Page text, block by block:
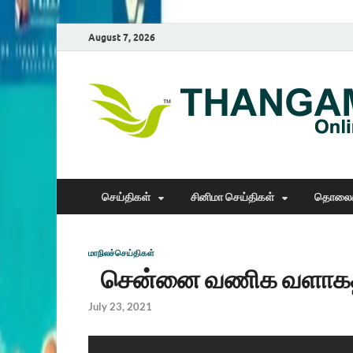
August 7, 2026
செய்திகள் சினிமா செய்திகள்
மாநிலச்செய்திகள்
சென்னை வணிக
July 23, 2021